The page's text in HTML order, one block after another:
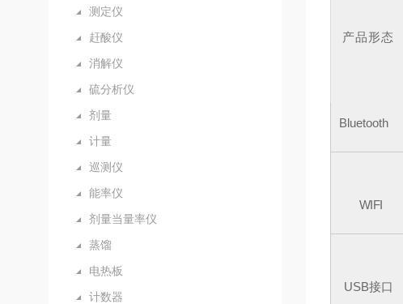
测定仪
赶酸仪
消解仪
硫分析仪
剂量
计量
巡测仪
能率仪
剂量当量率仪
蒸馏
电热板
计数器
产品形态
Bluetooth
WIFI
USB接口